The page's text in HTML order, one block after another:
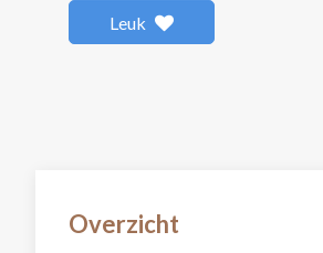
Leuk
Overzicht